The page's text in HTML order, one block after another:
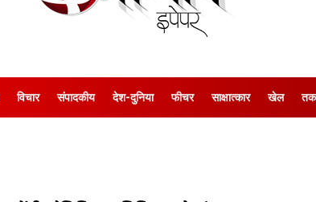
विचार संपादकीय देश-दुनिया फीचर साक्षात्‍कार खेल